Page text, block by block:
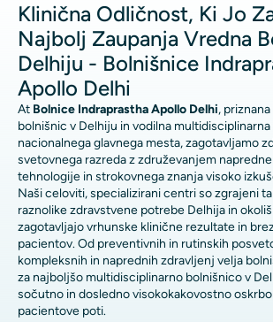
Klinična Odličnost, Ki Jo
Najbolj Zaupanja Vredna
Delhiju - Bolnišnice
Apollo Delhi
At Bolnice Indraprastha Apollo Delhi,
bolnišnic v Delhiju in vodilna
nacionalnega glavnega mesta, zagotavljamo
svetovnega razreda z združevanjem
tehnologije in strokovnega znanja visoko
Naši celoviti, specializirani centri so zgrajeni
raznolike zdravstvene potrebe Delhija in
zagotavljajo vrhunske klinične rezultate in
pacientov. Od preventivnih in rutinskih
kompleksnih in naprednih zdravljenj velja
za najboljšo multidisciplinarno bolnišnico v
sočutno in dosledno visokokakovostno oskrbo
pacientove poti.